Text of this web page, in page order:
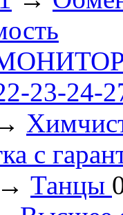
23-24-
с
→ Танцы